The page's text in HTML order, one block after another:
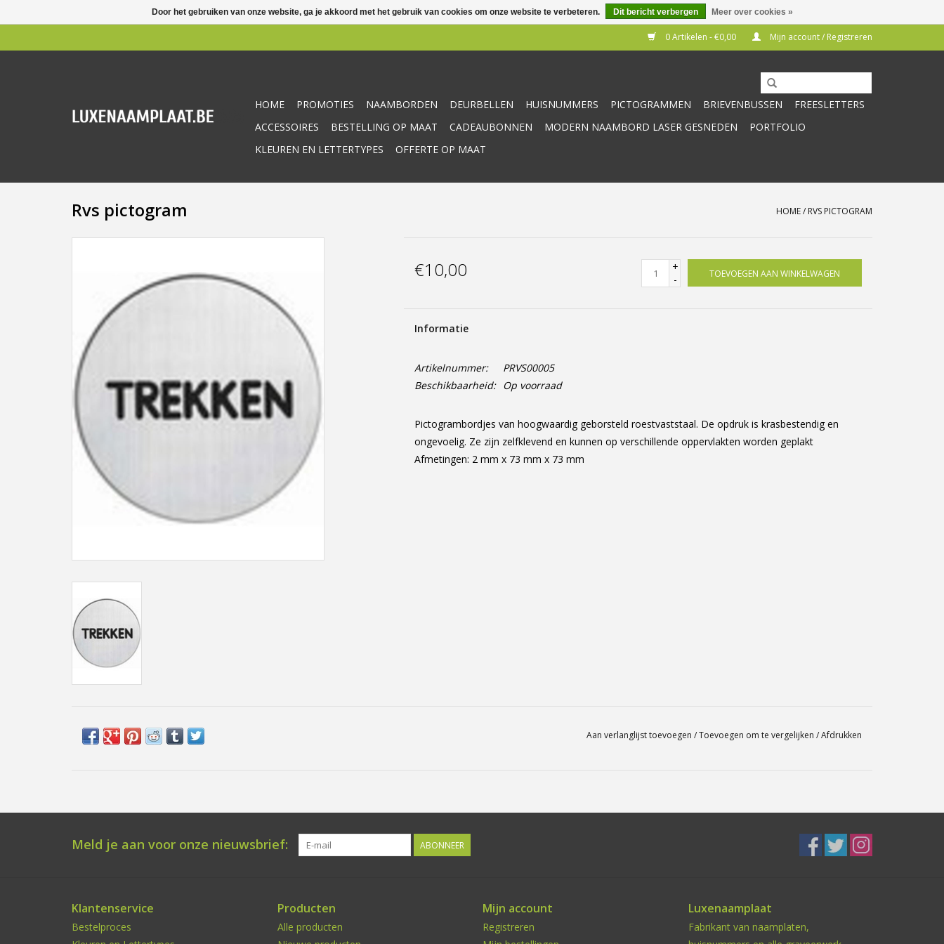
0 Artikelen - €0,00 Mijn account / Registreren
HOME PROMOTIES NAAMBORDEN DEURBELLEN HUISNUMMERS PICTOGRAMMEN BRIEVENBUSSEN
FREESLETTERS
ACCESSOIRES
BESTELLING OP MAAT CADEAUBONNEN MODERN NAAMBORD LASER GESNEDEN
PORTFOLIO
KLEUREN EN LETTERTYPES
OFFERTE OP MAAT
Rvs pictogram HOME/ RVS PICTOGRAM
€10,00
+
-
TOEVOEGEN AAN WINKELWAGEN
Informatie
Artikelnummer:
PRVS00005
Beschikbaarheid:
Op voorraad
Pictogrambordjes van hoogwaardig geborsteld roestvaststaal. De opdruk is krasbestendig en
ongevoelig. Ze zijn zelfklevend en kunnen op verschillende oppervlakten worden geplakt
Afmetingen: 2 mm x 73 mm x 73 mm
Aan verlanglijst toevoegen /Toevoegen om te vergelijken /Afdrukken
Meld je aan voor onze nieuwsbrief: ABONNEER
Klantenservice
Bestelproces
Producten
Alle producten
Mijn account
Registreren
Luxenaamplaat
Fabrikant van naamplaten,
Door het gebruiken van onze website, ga je akkoord met het gebruik van cookies om onze website te verbeteren. Dit bericht verbergen Meer over cookies »